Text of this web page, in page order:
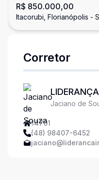
Dormitórios/01 Suíte
R$ 850.000,00
Itacorubi, Florianópolis -
Corretor
Jaciano de
14701
(48) 98407-6452